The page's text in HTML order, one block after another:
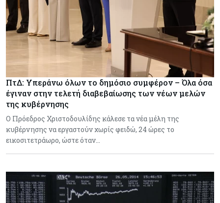
ΠτΔ: Υπεράνω όλων το δημόσιο συμφέρον – Όλα όσα
έγιναν στην τελετή διαβεβαίωσης των νέων μελών
της κυβέρνησης
Ο Πρόεδρος Χριστοδουλίδης κάλεσε τα νέα μέλη της
κυβέρνησης να εργαστούν χωρίς φειδώ, 24 ώρες το
εικοσιτετράωρο, ώστε όταν…